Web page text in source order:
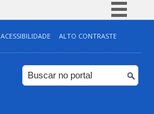
Simplifique!
Comunica BR
Participe
ACESSIBILIDADE
ALTO CONTRASTE